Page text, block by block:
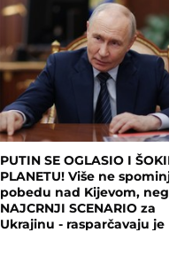
PUTIN SE OGLASIO I
PLANETU! Više ne
pobedu nad Kijevom, nego
NAJCRNJI SCENARIO za
Ukrajinu - rasparčavaju je